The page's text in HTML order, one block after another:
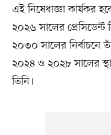
এই নিষেধাজ্ঞা কার্যকর
২০২৬ সালের প্রেসিডেন্ট
২০৩০ সালের নির্বাচনে
২০২৪ ও ২০২৮ সালের
তিনি।